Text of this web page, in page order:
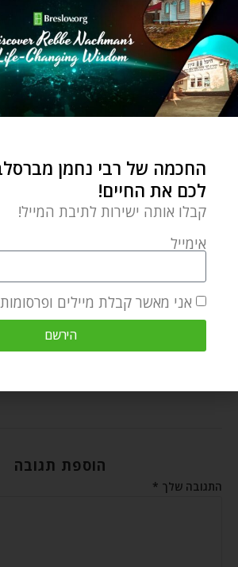
Likutei MoHaRan.
מאמר הבא
מאמרים קשורים
פרשת ראה – להיות בקשר עם
הוספת תגובה
התגובה שלך *
החכמה של רבי נחמן
לכם את החיים!
קבלו אותה ישירות לתיבת המייל!
אימייל
אני מאשר קבלת מיילים
הירשם